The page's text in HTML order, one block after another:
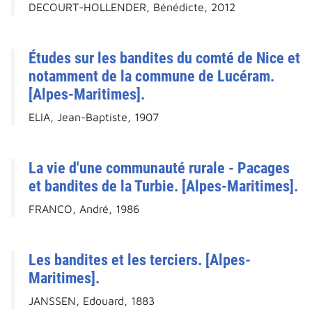
DECOURT-HOLLENDER, Bénédicte, 2012
Études sur les bandites du comté de Nice et
notamment de la commune de Lucéram.
[Alpes-Maritimes].
ELIA, Jean-Baptiste, 1907
La vie d'une communauté rurale - Pacages
et bandites de la Turbie. [Alpes-Maritimes].
FRANCO, André, 1986
Les bandites et les terciers. [Alpes-
Maritimes].
JANSSEN, Edouard, 1883